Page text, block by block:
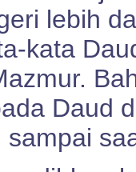
lebih
kata
Daud
sampai